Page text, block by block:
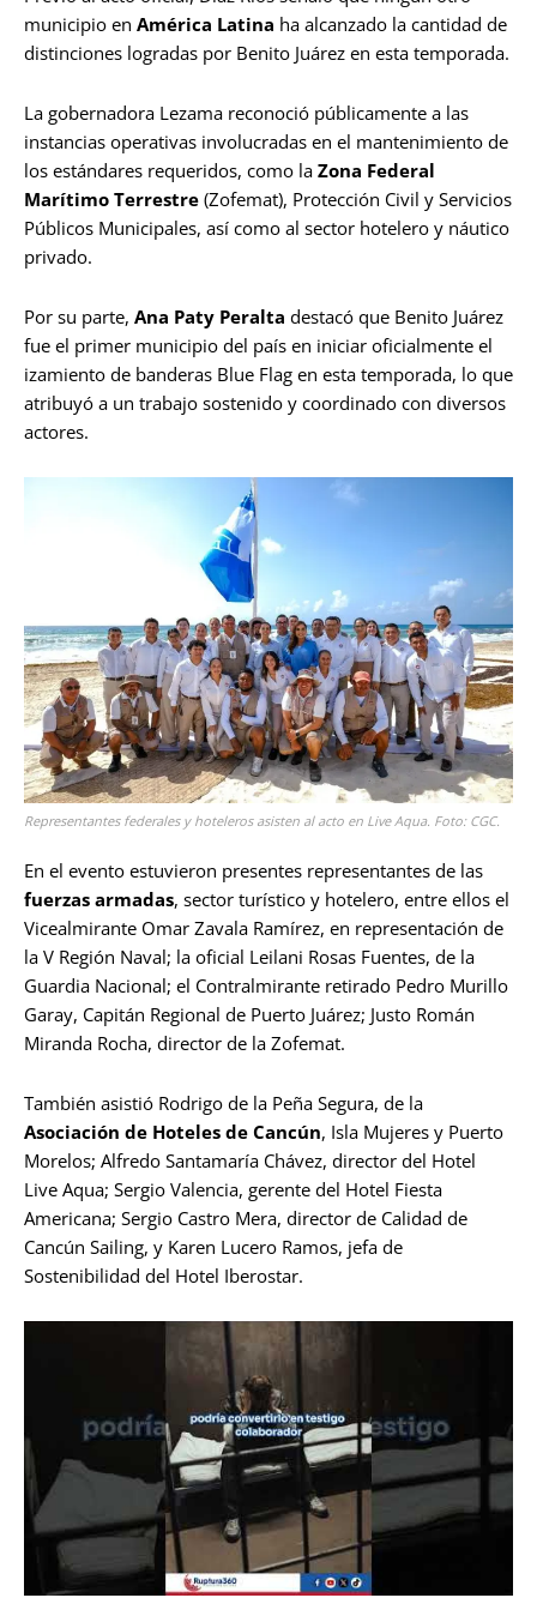
municipio en América Latina ha alcanzado la cantidad de
distinciones logradas por Benito Juárez en esta temporada.
La gobernadora Lezama reconoció públicamente a las
instancias operativas involucradas en el mantenimiento de
los estándares requeridos, como la Zona Federal
Marítimo Terrestre (Zofemat), Protección Civil y Servicios
Públicos Municipales, así como al sector hotelero y náutico
privado.
Por su parte, Ana Paty Peralta destacó que Benito Juárez
fue el primer municipio del país en iniciar oficialmente el
izamiento de banderas Blue Flag en esta temporada, lo que
atribuyó a un trabajo sostenido y coordinado con diversos
actores.
Representantes federales y hoteleros asisten al acto en Live Aqua. Foto: CGC.
En el evento estuvieron presentes representantes de las
fuerzas armadas, sector turístico y hotelero, entre ellos el
Vicealmirante Omar Zavala Ramírez, en representación de
la V Región Naval; la oficial Leilani Rosas Fuentes, de la
Guardia Nacional; el Contralmirante retirado Pedro Murillo
Garay, Capitán Regional de Puerto Juárez; Justo Román
Miranda Rocha, director de la Zofemat.
También asistió Rodrigo de la Peña Segura, de la
Asociación de Hoteles de Cancún, Isla Mujeres y Puerto
Morelos; Alfredo Santamaría Chávez, director del Hotel
Live Aqua; Sergio Valencia, gerente del Hotel Fiesta
Americana; Sergio Castro Mera, director de Calidad de
Cancún Sailing, y Karen Lucero Ramos, jefa de
Sostenibilidad del Hotel Iberostar.